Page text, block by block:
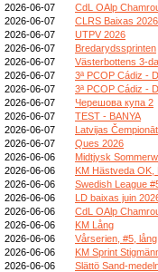
2026-06-07
CdL OAlp
2026-06-07
CLRS Baixas 2026
2026-06-07
UTPV 2026
2026-06-07
Bredarydssprinten
2026-06-07
Västerbottens 3-
2026-06-07
3ª PCOP Cádiz -
2026-06-07
3ª PCOP Cádiz -
2026-06-07
Черешова купа 2
2026-06-07
TEST - BANYA
2026-06-07
Latvijas
2026-06-07
Ques 2026
2026-06-06
Midtjysk
2026-06-06
KM Hästveda
2026-06-06
Swedish League
2026-06-06
LD baixas juin
2026-06-06
CdL OAlp
2026-06-06
KM Lång
2026-06-06
Vårserien, #5, lång
2026-06-06
KM Sprint
2026-06-06
Slättö Sand-